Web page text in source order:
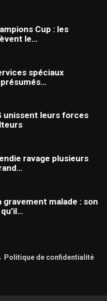
Cup : les
le…
spéciaux
unissent leurs forces
ravage plusieurs
gravement malade : son
Politique de confidentialité